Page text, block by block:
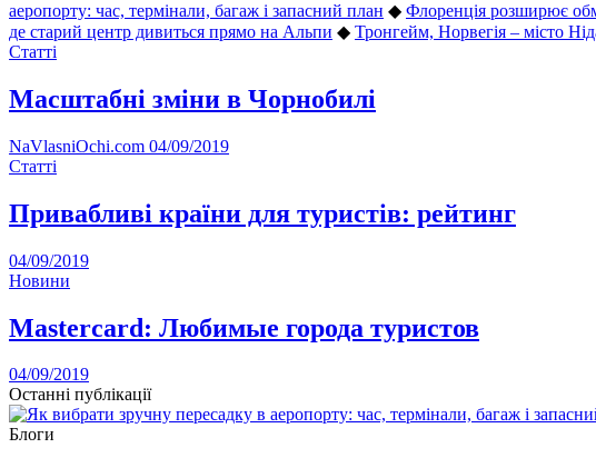
аеропорту: час, термінали, багаж і запасний план ◆ Флоренція розширює
де старий центр дивиться прямо на Альпи ◆ Тронгейм, Норвегія – місто
Статті
Масштабні зміни в Чорнобилі
NaVlasniOchi.com 04/09/2019
Статті
Привабливі країни для туристів: рейтинг
04/09/2019
Новини
Mastercard: Любимые города туристов
04/09/2019
Останні публікації
Блоги